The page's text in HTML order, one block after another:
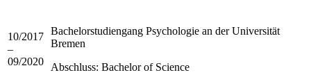
10/2017
–
09/2020
Bachelorstudiengang Psychologie an der Universität
Bremen
Abschluss: Bachelor of Science